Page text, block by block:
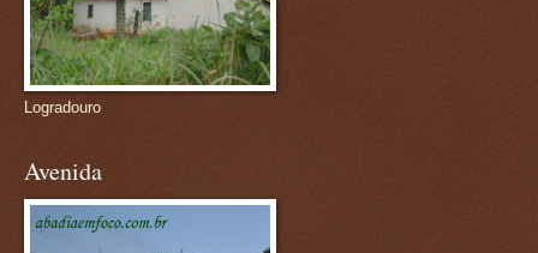
Logradouro
Avenida